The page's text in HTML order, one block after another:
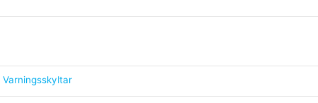
Varningsskyltar